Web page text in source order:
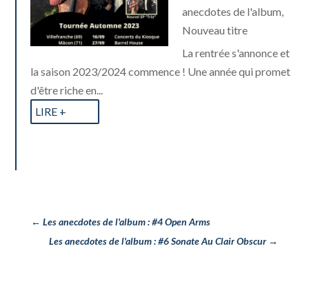
anecdotes de l'album,
Nouveau titre
La rentrée s'annonce et
la saison 2023/2024 commence ! Une année qui promet
d'être riche en...
LIRE +
← Les anecdotes de l'album : #4 Open Arms
Les anecdotes de l'album : #6 Sonate Au Clair Obscur→